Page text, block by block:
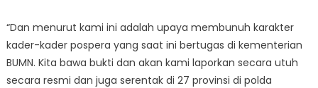
“Dan menurut kami ini adalah upaya membunuh karakter
kader-kader pospera yang saat ini bertugas di kementerian
BUMN. Kita bawa bukti dan akan kami laporkan secara utuh
secara resmi dan juga serentak di 27 provinsi di polda